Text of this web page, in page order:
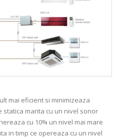
mai eficient si minimizeaza
marita cu un nivel sonor
cu 10% un nivel mai mare
in timp ce opereaza cu un nivel